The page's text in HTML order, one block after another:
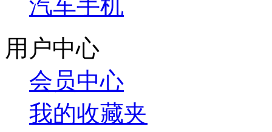
汽车手机
用户中心
会员中心
我的收藏夹